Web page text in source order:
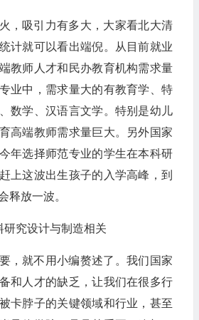
，吸引力有多大，大家看北大清
计就可以看出端倪。从目前就业
教师人才和民办教育机构需求量
业中，需求量大的有教育学、特
数学、汉语言文学。特别是幼儿
高端教师需求量巨大。另外国家
年选择师范专业的学生在本科研
上这波出生孩子的入学高峰，到
释放一波。
研究设计与制造相关
，就不用小编赘述了。我们国家
和人才的缺乏，让我们在很多行
卡脖子的关键领域和行业，甚至